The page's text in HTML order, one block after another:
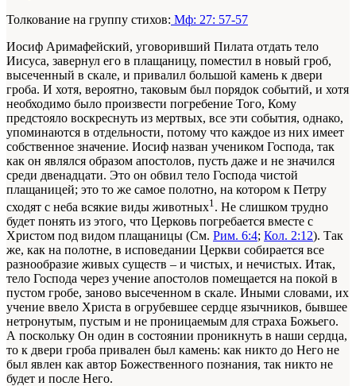
Толкование на группу стихов: Мф: 27: 57-57
Иосиф Аримафейский, уговоривший Пилата отдать тело
Иисуса, завернул его в плащаницу, поместил в новый гроб,
высеченный в скале, и привалил большой камень к двери
гроба. И хотя, вероятно, таковым был порядок событий, и хотя
необходимо было произвести погребение Того, Кому
предстояло воскреснуть из мертвых, все эти события, однако,
упоминаются в отдельности, потому что каждое из них имеет
собственное значение. Иосиф назван учеником Господа, так
как он являлся образом апостолов, пусть даже и не значился
среди двенадцати. Это он обвил тело Господа чистой
плащаницей; это то же самое полотно, на котором к Петру
сходят с неба всякие виды животных1 . Не слишком трудно
будет понять из этого, что Церковь погребается вместе с
Христом под видом плащаницы (См. Рим. 6:4; Кол. 2:12). Так
же, как на полотне, в исповедании Церкви собирается все
разнообразие живых существ – и чистых, и нечистых. Итак,
тело Господа через учение апостолов помещается на покой в
пустом гробе, заново высеченном в скале. Иными словами, их
учение ввело Христа в огрубевшее сердце язычников, бывшее
нетронутым, пустым и не проницаемым для страха Божьего.
А поскольку Он один в состоянии проникнуть в наши сердца,
то к двери гроба привален был камень: как никто до Него не
был явлен как автор Божественного познания, так никто не
будет и после Него.